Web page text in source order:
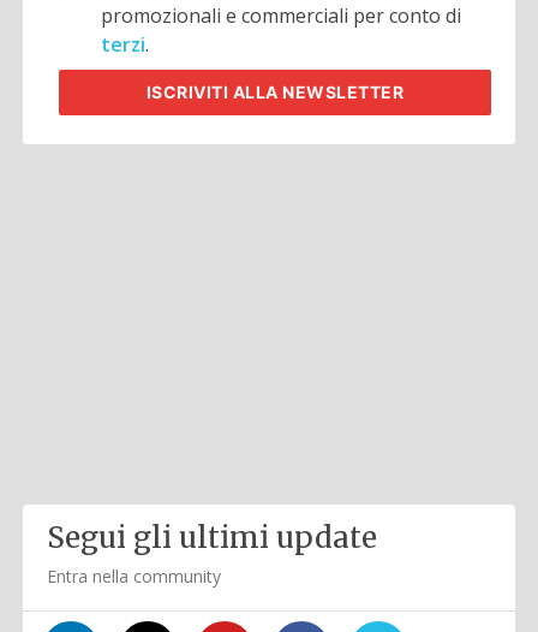
promozionali e commerciali per conto di
terzi.
ISCRIVITI ALLA NEWSLETTER
Segui gli ultimi update
Entra nella community